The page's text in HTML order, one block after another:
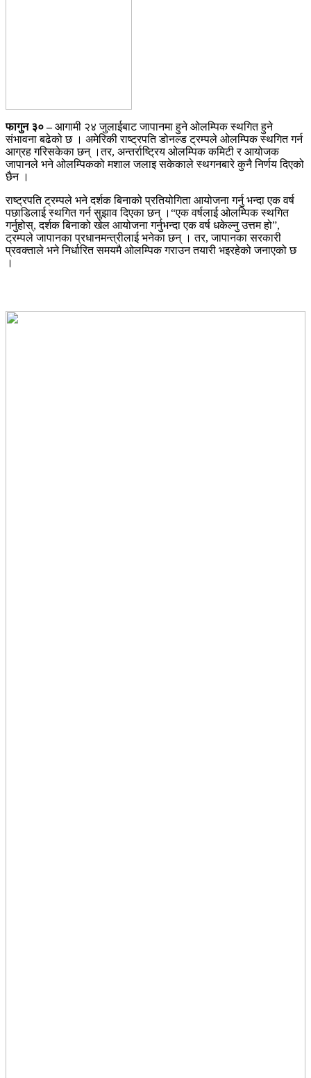
फागुन ३० –आगामी २४ जुलाईबाट जापानमा हुने ओलम्पिक स्थगित हुने
संभावना बढेको छ । अमेरिकी राष्ट्रपति डोनल्ड ट्रम्पले ओलम्पिक स्थगित गर्न
आग्रह गरिसकेका छन् ।तर, अन्तर्राष्ट्रिय ओलम्पिक कमिटी र आयोजक
जापानले भने ओलम्पिकको मशाल जलाइ सकेकाले स्थगनबारे कुनै निर्णय दिएको
छैन ।
राष्ट्रपति ट्रम्पले भने दर्शक बिनाको प्रतियोगिता आयोजना गर्नु भन्दा एक वर्ष
पछाडिलाई स्थगित गर्न सुझाव दिएका छन् ।“एक वर्षलाई ओलम्पिक स्थगित
गर्नुहोस्, दर्शक बिनाको खेल आयोजना गर्नुभन्दा एक वर्ष धकेल्नु उत्तम हो”,
ट्रम्पले जापानका प्रधानमन्त्रीलाई भनेका छन् । तर, जापानका सरकारी
प्रवक्ताले भने निर्धारित समयमै ओलम्पिक गराउन तयारी भइरहेको जनाएको छ
।